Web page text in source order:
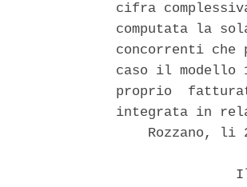
cifra
computata la
concorrenti che
caso il
proprio
integrata in
Rozzano, li